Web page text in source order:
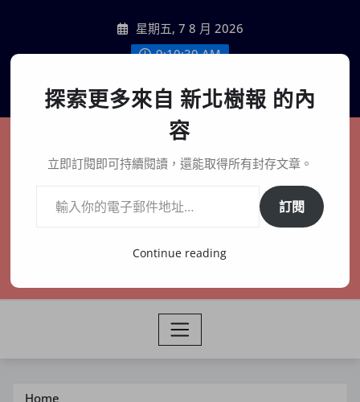
content
星期五, 7 8 月 2026
9:10:33 AM
聯絡我們
新北樹報
在地、記憶、連結、創生
Home
探索更多來自 新北樹報 的內
容
立即訂閱即可持續閱讀，還能取得所有封存文章。
訂閱
Continue reading